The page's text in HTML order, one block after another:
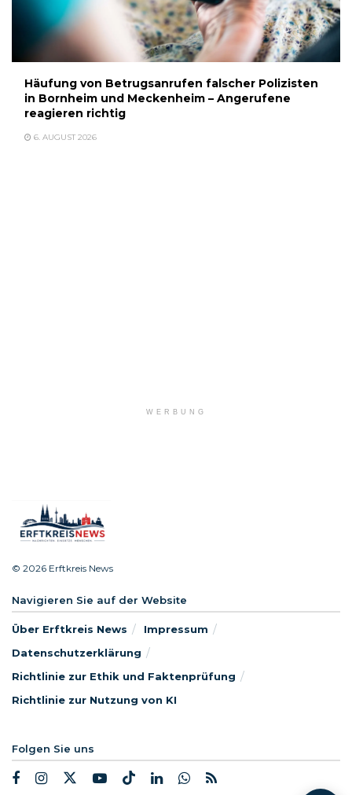
Häufung von Betrugsanrufen falscher Polizisten
in Bornheim und Meckenheim – Angerufene
reagieren richtig
6. AUGUST 2026
WERBUNG
© 2026 Erftkreis News
Navigieren Sie auf der Website
Über Erftkreis News
Impressum
Datenschutzerklärung
Richtlinie zur Ethik und Faktenprüfung
Richtlinie zur Nutzung von KI
Folgen Sie uns